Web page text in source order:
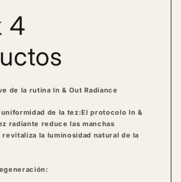
4
de la rutina In & Out Radiance
de la tez:El protocolo In &
radiante reduce las manchas
revitaliza la luminosidad natural de la